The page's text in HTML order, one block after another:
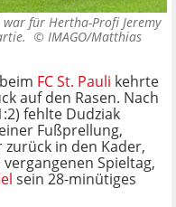
war für Hertha-Profi Jeremy
© IMAGO/Matthias
FC St. Pauli kehrte
auf den Rasen. Nach
fehlte Dudziak
Fußprellung,
in den Kader,
Spieltag,
sein 28-minütiges